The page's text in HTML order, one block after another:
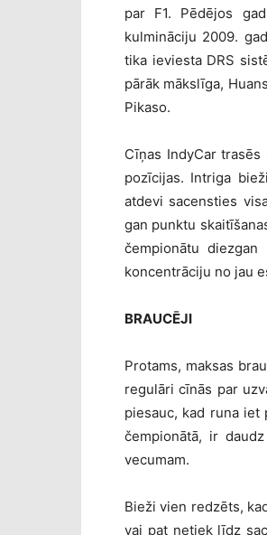
par F1. Pēdējos
kulmināciju 2009.
tika ieviesta DRS
pārāk mākslīga,
Pikaso.
Cīņas IndyCar
pozīcijas. Intriga
atdevi sacensties
gan punktu
čempionātu
koncentrāciju no jau
BRAUCĒJI
Protams, maksas
regulāri cīnās par
piesauc, kad runa iet
čempionātā, ir
vecumam.
Bieži vien redzēts,
vai pat netiek līdz